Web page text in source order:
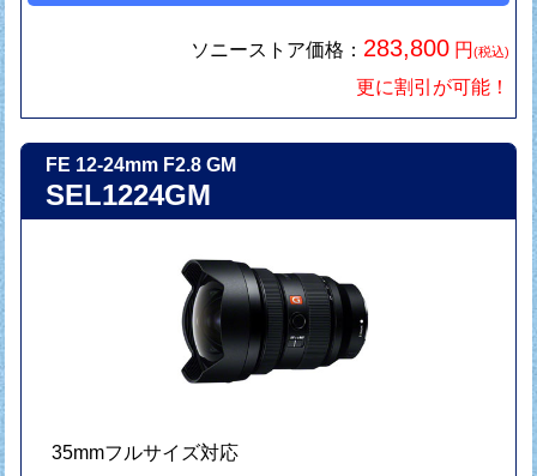
ソニーストア価格： 283,800 円(税込)
更に割引が可能！
FE 12-24mm F2.8 GM
SEL1224GM
35mmフルサイズ対応